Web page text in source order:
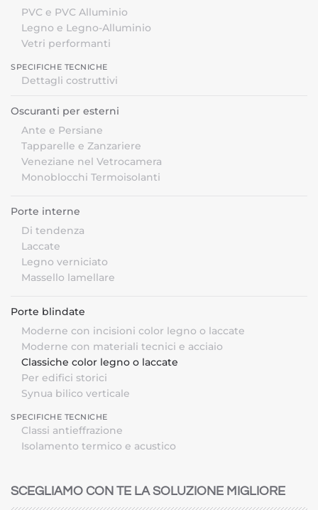
PVC e PVC Alluminio
Legno e Legno-Alluminio
Vetri performanti
SPECIFICHE TECNICHE
Dettagli costruttivi
Oscuranti per esterni
Ante e Persiane
Tapparelle e Zanzariere
Veneziane nel Vetrocamera
Monoblocchi Termoisolanti
Porte interne
Di tendenza
Laccate
Legno verniciato
Massello lamellare
Porte blindate
Moderne con incisioni color legno o laccate
Moderne con materiali tecnici e acciaio
Classiche color legno o laccate
Per edifici storici
Synua bilico verticale
SPECIFICHE TECNICHE
Classi antieffrazione
Isolamento termico e acustico
SCEGLIAMO CON TE LA SOLUZIONE MIGLIORE